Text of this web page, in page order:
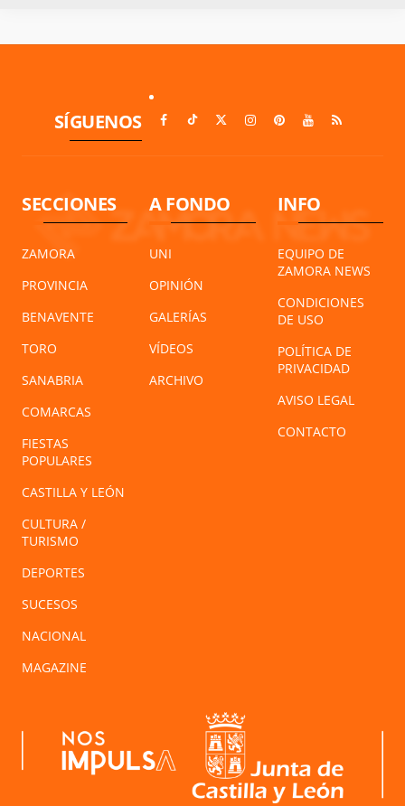
SÍGUENOS
SECCIONES
ZAMORA
PROVINCIA
BENAVENTE
TORO
SANABRIA
COMARCAS
FIESTAS
POPULARES
CASTILLA Y LEÓN
CULTURA /
TURISMO
DEPORTES
SUCESOS
NACIONAL
MAGAZINE
A FONDO
UNI
OPINIÓN
GALERÍAS
VÍDEOS
ARCHIVO
INFO
EQUIPO DE
ZAMORA NEWS
CONDICIONES
DE USO
POLÍTICA DE
PRIVACIDAD
AVISO LEGAL
CONTACTO